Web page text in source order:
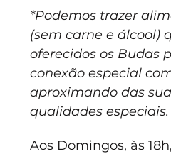
*Podemos trazer
(sem carne e álcool)
oferecidos os Budas
conexão especial
aproximando das
qualidades especiais.
Aos Domingos, às